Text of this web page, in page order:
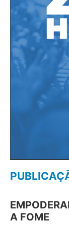
A FOME